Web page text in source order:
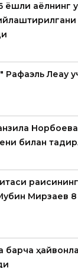
ёшли аёлнинг
Рафаэль Леау
билан
Мирзаев 8
барча